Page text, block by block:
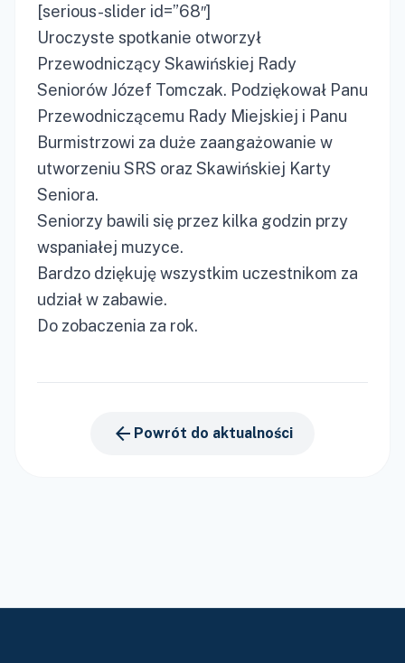
[serious-slider id=”68″]
Uroczyste spotkanie otworzył
Przewodniczący Skawińskiej Rady
Seniorów Józef Tomczak. Podziękował Panu
Przewodniczącemu Rady Miejskiej i Panu
Burmistrzowi za duże zaangażowanie w
utworzeniu SRS oraz Skawińskiej Karty
Seniora.
Seniorzy bawili się przez kilka godzin przy
wspaniałej muzyce.
Bardzo dziękuję wszystkim uczestnikom za
udział w zabawie.
Do zobaczenia za rok.
arrow_back Powrót do aktualności